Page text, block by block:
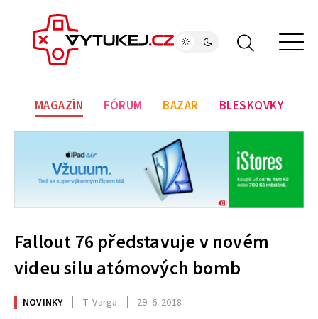
MAGAZÍN FÓRUM BAZAR BLESKOVKY
Fallout 76 představuje v novém
videu silu atómových bomb
NOVINKY T. Varga 29. 6. 2018